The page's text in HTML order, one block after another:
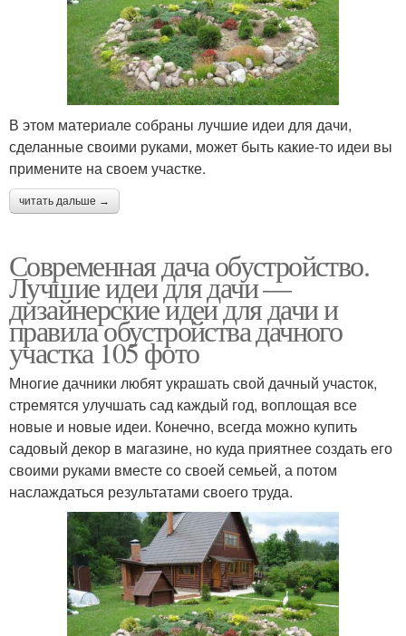
В этом материале собраны лучшие идеи для дачи,
сделанные своими руками, может быть какие-то идеи вы
примените на своем участке.
читать дальше →
Современная дача обустройство.
Лучшие идеи для дачи —
дизайнерские идеи для дачи и
правила обустройства дачного
участка 105 фото
Многие дачники любят украшать свой дачный участок,
стремятся улучшать сад каждый год, воплощая все
новые и новые идеи. Конечно, всегда можно купить
садовый декор в магазине, но куда приятнее создать его
своими руками вместе со своей семьей, а потом
наслаждаться результатами своего труда.